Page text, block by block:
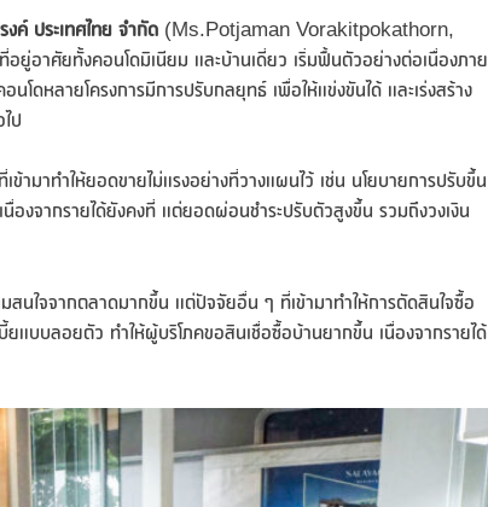
ค์ ประเทศไทย จำกัด (Ms.Potjaman Vorakitpokathorn,
ศัยทั้งคอนโดมิเนียม และบ้านเดี่ยว เริ่มฟื้นตัวอย่างต่อเนื่องภาย
ดหลายโครงการมีการปรับกลยุทธ์ เพื่อให้แข่งขันได้ และเร่งสร้าง
ป
มาทำให้ยอดขายไม่แรงอย่างที่วางแผนไว้ เช่น นโยบายการปรับขึ้น
งจากรายได้ยังคงที่ แต่ยอดผ่อนชำระปรับตัวสูงขึ้น รวมถึงวงเงิน
นใจจากตลาดมากขึ้น แต่ปัจจัยอื่น ๆ ที่เข้ามาทำให้การตัดสินใจซื้อ
แบบลอยตัว ทำให้ผู้บริโภคขอสินเชื่อซื้อบ้านยากขึ้น เนื่องจากรายได้